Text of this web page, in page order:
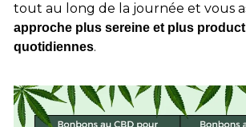
tout au long de la journée et vous
approche plus sereine et plus
quotidiennes.